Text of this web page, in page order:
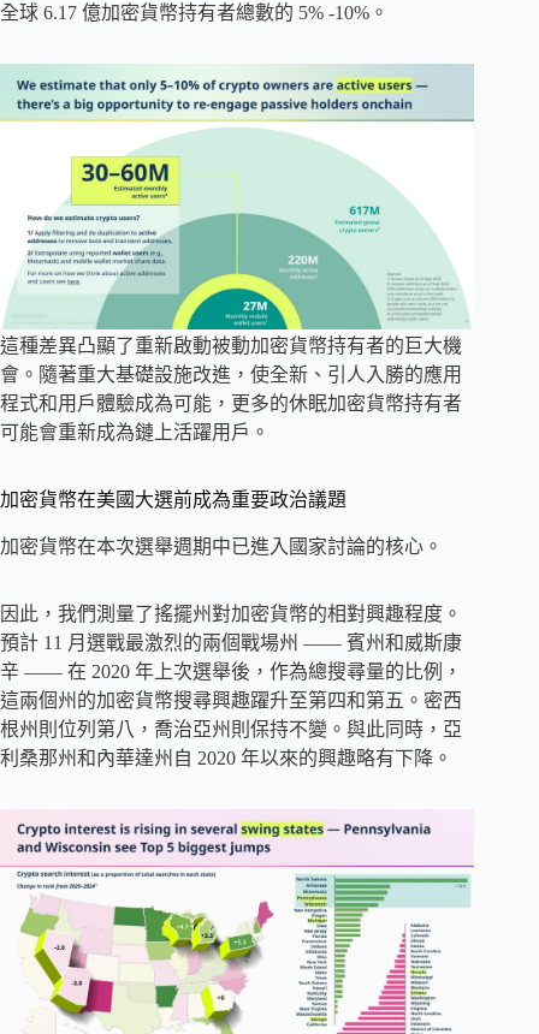
全球 6.17 億加密貨幣持有者總數的 5% -10%。
這種差異凸顯了重新啟動被動加密貨幣持有者的巨大機
會。隨著重大基礎設施改進，使全新、引人入勝的應用
程式和用戶體驗成為可能，更多的休眠加密貨幣持有者
可能會重新成為鏈上活躍用戶。
加密貨幣在美國大選前成為重要政治議題
加密貨幣在本次選舉週期中已進入國家討論的核心。
因此，我們測量了搖擺州對加密貨幣的相對興趣程度。
預計 11 月選戰最激烈的兩個戰場州 —— 賓州和威斯康
辛 —— 在 2020 年上次選舉後，作為總搜尋量的比例，
這兩個州的加密貨幣搜尋興趣躍升至第四和第五。密西
根州則位列第八，喬治亞州則保持不變。與此同時，亞
利桑那州和內華達州自 2020 年以來的興趣略有下降。